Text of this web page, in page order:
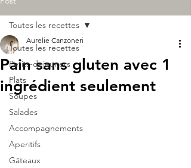
Toutes les recettes
Petits-dejeuners
Plats
Soupes
Salades
Accompagnements
Aperitifs
Gâteaux
Toutes les recettes
Pain sans gluten avec 1
ingrédient seulement
Aurelie Canzoneri